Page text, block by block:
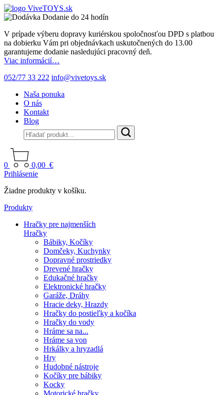
Dodanie do 24 hodín
V prípade výberu dopravy kuriérskou spoločnosťou DPD s platbou
na dobierku Vám pri objednávkach uskutočnených do 13.00
garantujeme dodanie nasledujúci pracovný deň.
Viac informácií…
052/77 33 222 info@vivetoys.sk
Naša ponuka
O nás
Kontakt
Blog
0 0,00 €
Prihlásenie
Žiadne produkty v košíku.
Produkty
Hračky pre najmenších
Hračky
Bábiky, Kočíky
Domčeky, Kuchynky
Dopravné prostriedky
Drevené hračky
Edukačné hračky
Elektronické hračky
Garáže, Dráhy
Hracie deky, Hrazdy
Hračky do postieľky a kočíka
Hračky do vody
Hráme sa na...
Hráme sa von
Hrkálky a hryzadlá
Hry
Hudobné nástroje
Kočíky pre bábiky
Kocky
Motorické hračky